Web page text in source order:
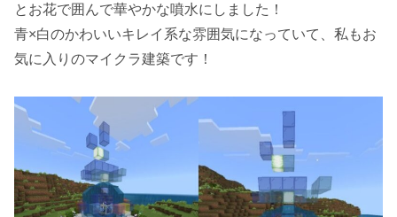
とお花で囲んで華やかな噴水にしました！
青×白のかわいいキレイ系な雰囲気になっていて、私もお
気に入りのマイクラ建築です！